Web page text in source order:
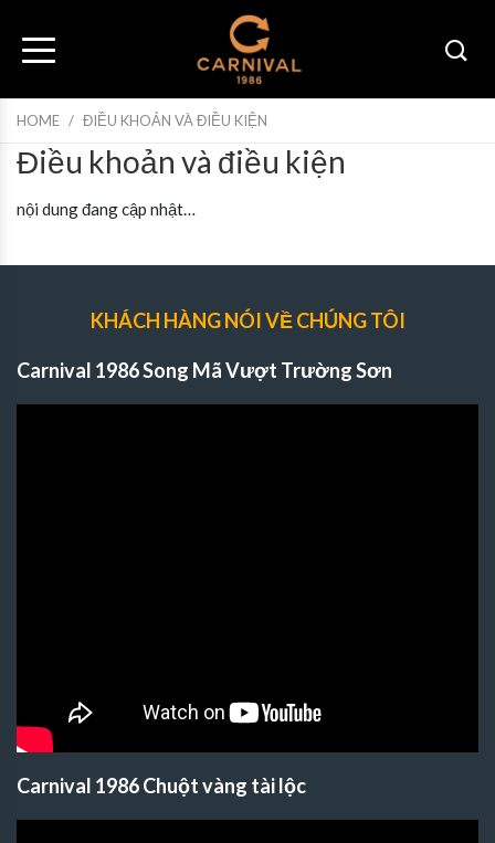
HOME / ĐIỀU KHOẢN VÀ ĐIỀU KIỆN
Điều khoản và điều kiện
nội dung đang cập nhật…
KHÁCH HÀNG NÓI VỀ CHÚNG TÔI
Carnival 1986 Song Mã Vượt Trường Sơn
Carnival 1986 Chuột vàng tài lộc